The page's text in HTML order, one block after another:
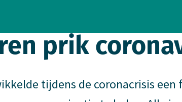
prik
tijdens de coronacrisis een